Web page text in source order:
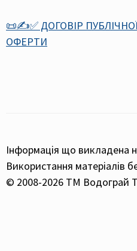
📜✍️✅ ДОГОВІР
ОФЕРТИ
Інформація що викладена
Використання матеріалів
© 2008-2026 ТМ Водограй